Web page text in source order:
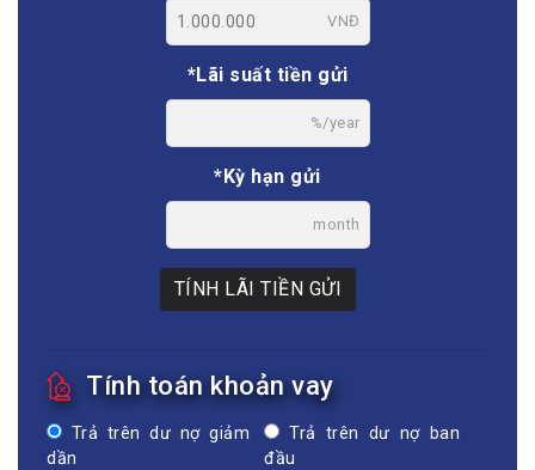
VNĐ
*Lãi suất tiền gửi
%/year
*Kỳ hạn gửi
month
TÍNH LÃI TIỀN GỬI
Tính toán khoản vay
Trả trên dư nợ giảm
dần
Trả trên dư nợ ban
đầu